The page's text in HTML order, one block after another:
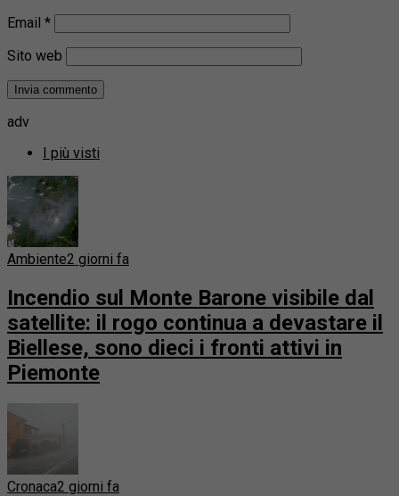
Email *
Sito web
adv
I più visti
Ambiente2 giorni fa
Incendio sul Monte Barone visibile dal
satellite: il rogo continua a devastare il
Biellese, sono dieci i fronti attivi in
Piemonte
Cronaca2 giorni fa